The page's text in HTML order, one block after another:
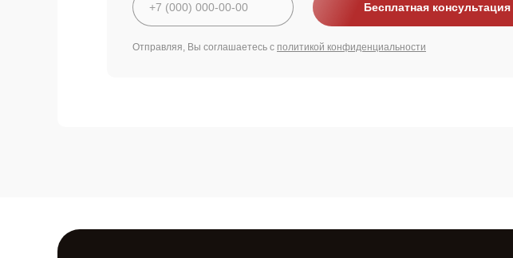
Бесплатная консультация
Отправляя, Вы соглашаетесь с политикой конфиденциальности